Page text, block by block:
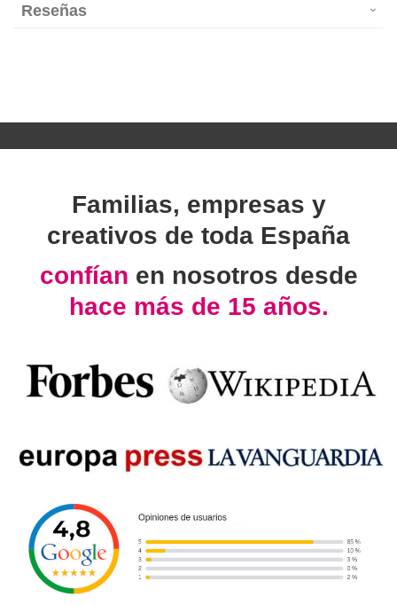
Reseñas
Familias, empresas y
creativos de toda España
confían en nosotros desde
hace más de 15 años.